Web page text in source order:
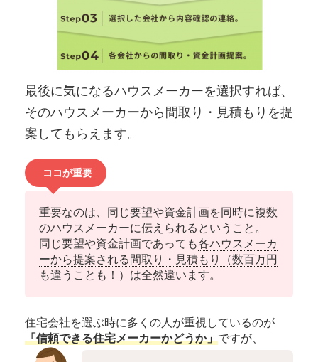
最後に気になるハウスメーカーを選択すれば、
そのハウスメーカーから間取り・見積もりを提
案してもらえます。
ココが重要
重要なのは、同じ要望や資金計画を同時に複数
のハウスメーカーに伝えられるということ。
同じ要望や資金計画であっても各ハウスメーカ
ーから提案される間取り・見積もり（数百万円
も違うことも！）は全然違います。
住宅会社を選ぶ時に多くの人が重視しているのが
「信頼できる住宅メーカーかどうか」ですが、